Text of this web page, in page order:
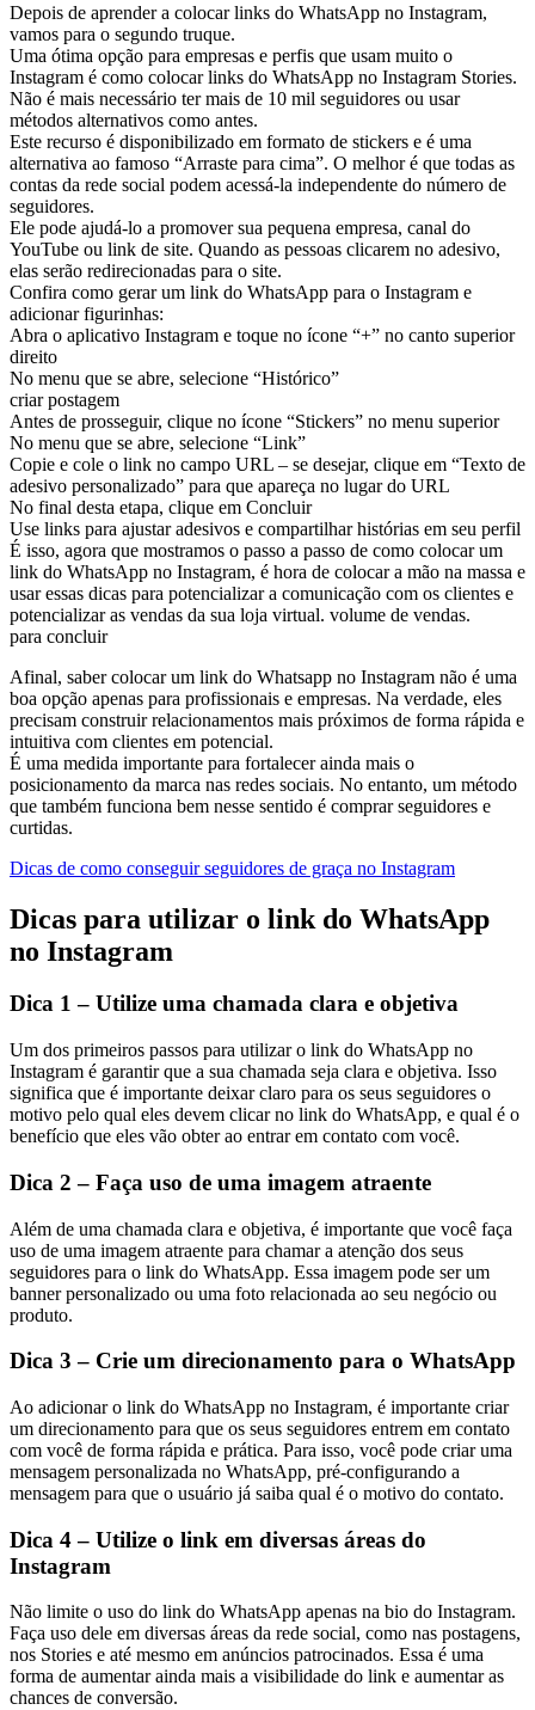
Depois de aprender a colocar links do WhatsApp no ​​Instagram,
vamos para o segundo truque.
Uma ótima opção para empresas e perfis que usam muito o
Instagram é como colocar links do WhatsApp no ​​Instagram Stories.
Não é mais necessário ter mais de 10 mil seguidores ou usar
métodos alternativos como antes.
Este recurso é disponibilizado em formato de stickers e é uma
alternativa ao famoso “Arraste para cima”. O melhor é que todas as
contas da rede social podem acessá-la independente do número de
seguidores.
Ele pode ajudá-lo a promover sua pequena empresa, canal do
YouTube ou link de site. Quando as pessoas clicarem no adesivo,
elas serão redirecionadas para o site.
Confira como gerar um link do WhatsApp para o Instagram e
adicionar figurinhas:
Abra o aplicativo Instagram e toque no ícone “+” no canto superior
direito
No menu que se abre, selecione “Histórico”
criar postagem
Antes de prosseguir, clique no ícone “Stickers” no menu superior
No menu que se abre, selecione “Link”
Copie e cole o link no campo URL – se desejar, clique em “Texto de
adesivo personalizado” para que apareça no lugar do URL
No final desta etapa, clique em Concluir
Use links para ajustar adesivos e compartilhar histórias em seu perfil
É isso, agora que mostramos o passo a passo de como colocar um
link do WhatsApp no ​​Instagram, é hora de colocar a mão na massa e
usar essas dicas para potencializar a comunicação com os clientes e
potencializar as vendas da sua loja virtual. volume de vendas.
para concluir
Afinal, saber colocar um link do Whatsapp no ​​Instagram não é uma
boa opção apenas para profissionais e empresas. Na verdade, eles
precisam construir relacionamentos mais próximos de forma rápida e
intuitiva com clientes em potencial.
É uma medida importante para fortalecer ainda mais o
posicionamento da marca nas redes sociais. No entanto, um método
que também funciona bem nesse sentido é comprar seguidores e
curtidas.
Dicas de como conseguir seguidores de graça no Instagram
Dicas para utilizar o link do WhatsApp
no Instagram
Dica 1 – Utilize uma chamada clara e objetiva
Um dos primeiros passos para utilizar o link do WhatsApp no
Instagram é garantir que a sua chamada seja clara e objetiva. Isso
significa que é importante deixar claro para os seus seguidores o
motivo pelo qual eles devem clicar no link do WhatsApp, e qual é o
benefício que eles vão obter ao entrar em contato com você.
Dica 2 – Faça uso de uma imagem atraente
Além de uma chamada clara e objetiva, é importante que você faça
uso de uma imagem atraente para chamar a atenção dos seus
seguidores para o link do WhatsApp. Essa imagem pode ser um
banner personalizado ou uma foto relacionada ao seu negócio ou
produto.
Dica 3 – Crie um direcionamento para o WhatsApp
Ao adicionar o link do WhatsApp no Instagram, é importante criar
um direcionamento para que os seus seguidores entrem em contato
com você de forma rápida e prática. Para isso, você pode criar uma
mensagem personalizada no WhatsApp, pré-configurando a
mensagem para que o usuário já saiba qual é o motivo do contato.
Dica 4 – Utilize o link em diversas áreas do
Instagram
Não limite o uso do link do WhatsApp apenas na bio do Instagram.
Faça uso dele em diversas áreas da rede social, como nas postagens,
nos Stories e até mesmo em anúncios patrocinados. Essa é uma
forma de aumentar ainda mais a visibilidade do link e aumentar as
chances de conversão.